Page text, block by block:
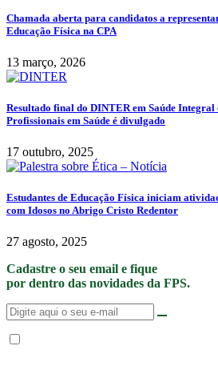
Chamada aberta para candidatos a
Educação Física na CPA
13 março, 2026
Resultado final do DINTER em Saúde Integral
Profissionais em Saúde é divulgado
17 outubro, 2025
Estudantes de Educação Física iniciam
com Idosos no Abrigo Cristo Redentor
27 agosto, 2025
Cadastre o seu email e fique
por dentro das novidades da FPS.